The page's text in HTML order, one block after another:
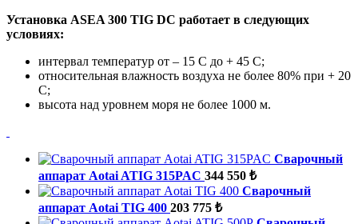
Установка ASEA 300 TIG DC работает в следующих
условиях:
интервал температур от – 15 С до + 45 С;
относительная влажность воздуха не более 80% при + 20
С;
высота над уровнем моря не более 1000 м.
Сварочный
аппарат Aotai ATIG 315PAC 344 550 ₺
Сварочный
аппарат Aotai TIG 400 203 775 ₺